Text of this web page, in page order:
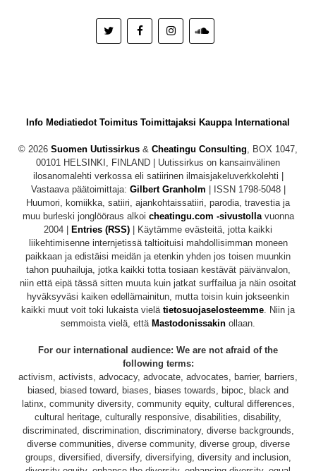
Info Mediatiedot Toimitus Toimittajaksi Kauppa International
© 2026 Suomen Uutissirkus & Cheatingu Consulting , BOX 1047,
00101 HELSINKI, FINLAND | Uutissirkus on kansainvälinen
ilosanomalehti verkossa eli satiirinen ilmaisjakeluverkkolehti |
Vastaava päätoimittaja: Gilbert Granholm | ISSN 1798-5048 |
Huumori, komiikka, satiiri, ajankohtaissatiiri, parodia, travestia ja
muu burleski jonglööraus alkoi cheatingu.com -sivustollavuonna
2004 | Entries (RSS) | Käytämme evästeitä, jotta kaikki
liikehtimisenne internjetissä taltioituisi mahdollisimman moneen
paikkaan ja edistäisi meidän ja etenkin yhden jos toisen muunkin
tahon puuhailuja, jotka kaikki totta tosiaan kestävät päivänvalon,
niin että eipä tässä sitten muuta kuin jatkat surffailua ja näin osoitat
hyväksyväsi kaiken edellämainitun, mutta toisin kuin jokseenkin
kaikki muut voit toki lukaista vielä tietosuojaselosteemme . Niin ja
semmoista vielä, että Mastodonissakin ollaan.
For our international audience: We are not afraid of the
following terms:
activism, activists, advocacy, advocate, advocates, barrier, barriers,
biased, biased toward, biases, biases towards, bipoc, black and
latinx, community diversity, community equity, cultural differences,
cultural heritage, culturally responsive, disabilities, disability,
discriminated, discrimination, discriminatory, diverse backgrounds,
diverse communities, diverse community, diverse group, diverse
groups, diversified, diversify, diversifying, diversity and inclusion,